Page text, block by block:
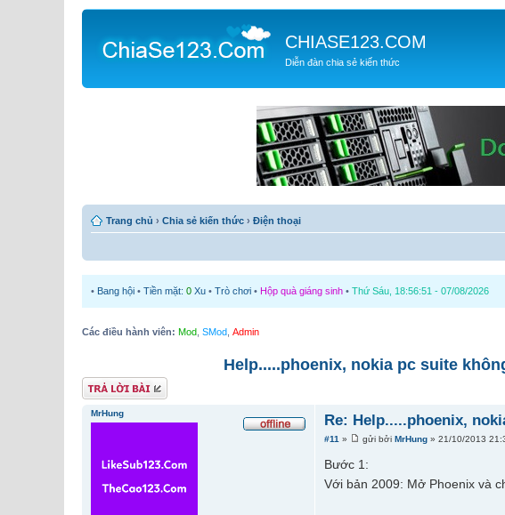
CHIASE123.COM
Diễn đàn chia sẻ kiến thức
Trang chủ › Chia sẻ kiến thức › Điện thoại
• Bang hội • Tiền mặt: 0 Xu • Trò chơi • Hộp quà giáng sinh • Thứ Sáu, 18:56:51 - 07/08/2026
Các điều hành viên: Mod SMod Admin
Help.....phoenix, nokia pc suite
Gửi bài trả lời
Re: Help.....phoenix,
#11 » gửi bởiMrHung » 21/10/2013
Bước 1:
Với bản 2009: Mở Phoenix và
MrHung